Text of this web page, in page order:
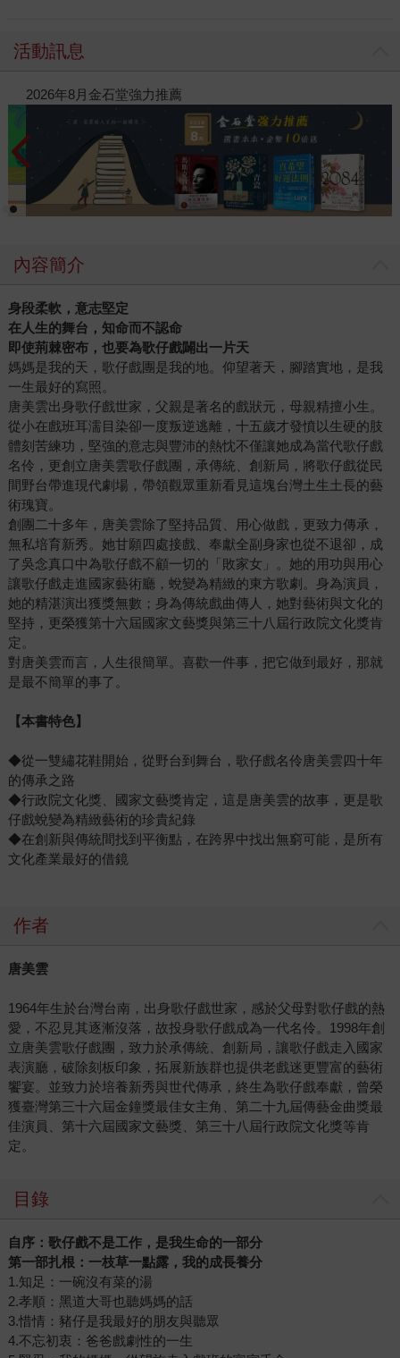
活動訊息
閱讀漫遊錄-2026上半年暢銷榜
內容簡介
身段柔軟，意志堅定
在人生的舞台，知命而不認命
即使荊棘密布，也要為歌仔戲闢出一片天
媽媽是我的天，歌仔戲團是我的地。仰望著天，腳踏實地，是我
一生最好的寫照。
唐美雲出身歌仔戲世家，父親是著名的戲狀元，母親精擅小生。
從小在戲班耳濡目染卻一度叛逆逃離，十五歲才發憤以生硬的肢
體刻苦練功，堅強的意志與豐沛的熱忱不僅讓她成為當代歌仔戲
名伶，更創立唐美雲歌仔戲團，承傳統、創新局，將歌仔戲從民
間野台帶進現代劇場，帶領觀眾重新看見這塊台灣土生土長的藝
術瑰寶。
創團二十多年，唐美雲除了堅持品質、用心做戲，更致力傳承，
無私培育新秀。她甘願四處接戲、奉獻全副身家也從不退卻，成
了吳念真口中為歌仔戲不顧一切的「敗家女」。她的用功與用心
讓歌仔戲走進國家藝術廳，蛻變為精緻的東方歌劇。身為演員，
她的精湛演出獲獎無數；身為傳統戲曲傳人，她對藝術與文化的
堅持，更榮獲第十六屆國家文藝獎與第三十八屆行政院文化獎肯
定。
對唐美雲而言，人生很簡單。喜歡一件事，把它做到最好，那就
是最不簡單的事了。
【本書特色】
◆從一雙繡花鞋開始，從野台到舞台，歌仔戲名伶唐美雲四十年
的傳承之路
◆行政院文化獎、國家文藝獎肯定，這是唐美雲的故事，更是歌
仔戲蛻變為精緻藝術的珍貴紀錄
◆在創新與傳統間找到平衡點，在跨界中找出無窮可能，是所有
文化產業最好的借鏡
作者
唐美雲
1964年生於台灣台南，出身歌仔戲世家，感於父母對歌仔戲的熱
愛，不忍見其逐漸沒落，故投身歌仔戲成為一代名伶。1998年創
立唐美雲歌仔戲團，致力於承傳統、創新局，讓歌仔戲走入國家
表演廳，破除刻板印象，拓展新族群也提供老戲迷更豐富的藝術
饗宴。並致力於培養新秀與世代傳承，終生為歌仔戲奉獻，曾榮
獲臺灣第三十六屆金鐘獎最佳女主角、第二十九屆傳藝金曲獎最
佳演員、第十六屆國家文藝獎、第三十八屆行政院文化獎等肯
定。
目錄
自序：歌仔戲不是工作，是我生命的一部分
第一部扎根：一枝草一點露，我的成長養分
1.知足：一碗沒有菜的湯
2.孝順：黑道大哥也聽媽媽的話
3.惜情：豬仔是我最好的朋友與聽眾
4.不忘初衷：爸爸戲劇性的一生